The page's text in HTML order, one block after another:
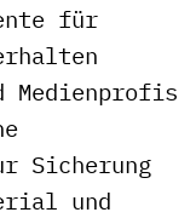
für
Sicherung
und